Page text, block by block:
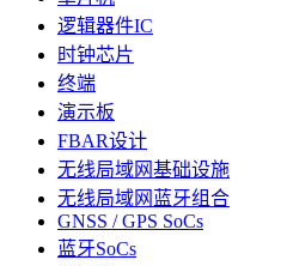
逻辑器件IC
时钟芯片
终端
演示板
FBAR设计
无线局域网基础设施
无线局域网蓝牙组合
GNSS / GPS SoCs
蓝牙SoCs